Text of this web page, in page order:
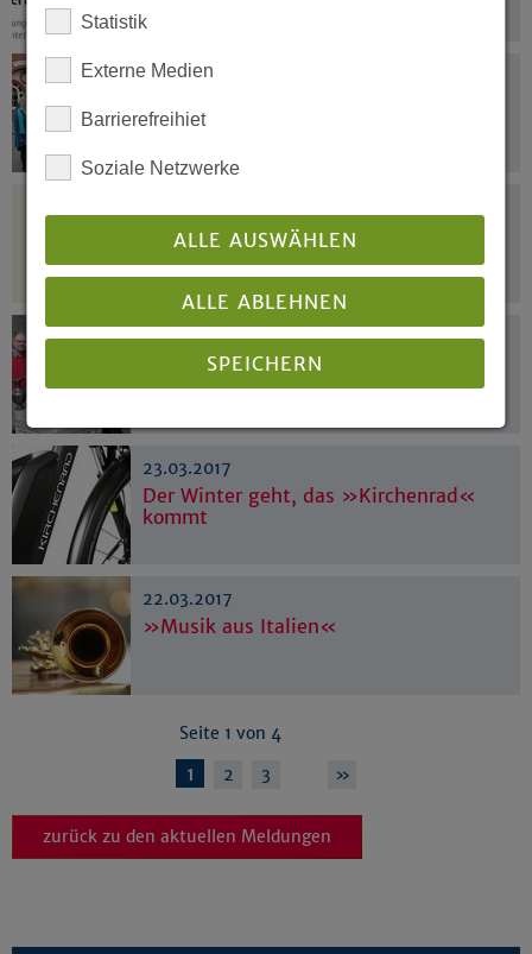
27.03.2017
Perspektive
Ihre Herzen bleiben in Gottes Herz
24.03.2017
Beurteilung des Glaubens ist klare
Grenzüberschreitung des Staates
23.03.2017
Der Winter geht, das »Kirchenrad«
kommt
22.03.2017
»Musik aus Italien«
Seite 1 von 4
1 2 3 »
zurück zu den aktuellen Meldungen
Statistik
Externe Medien
Barrierefreihiet
Soziale Netzwerke
ALLE AUSWÄHLEN
ALLE ABLEHNEN
SPEICHERN
Impressum|Datenschutz